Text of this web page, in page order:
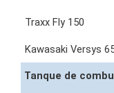
Tanque de